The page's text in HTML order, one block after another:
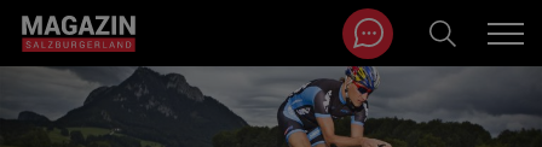
Zum Inhalt springen
BEITRÄGE IN MEINER NÄHE
Magazin durchsuchen...